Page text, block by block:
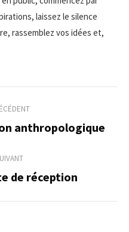
laissez le silence
rassemblez vos idées et,
anthropologique
de réception